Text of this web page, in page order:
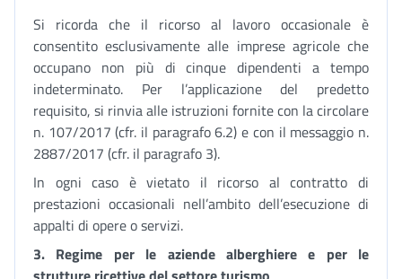
Si ricorda che il ricorso al lavoro occasionale è
consentito esclusivamente alle imprese agricole che
occupano non più di cinque dipendenti a tempo
indeterminato. Per l’applicazione del predetto
requisito, si rinvia alle istruzioni fornite con la circolare
n. 107/2017 (cfr. il paragrafo 6.2) e con il messaggio n.
2887/2017 (cfr. il paragrafo 3).
In ogni caso è vietato il ricorso al contratto di
prestazioni occasionali nell’ambito dell’esecuzione di
appalti di opere o servizi.
3. Regime per le aziende alberghiere e per le